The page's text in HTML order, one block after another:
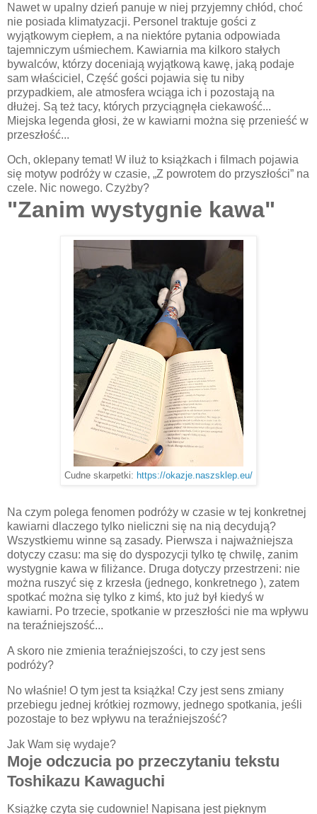
Nawet w upalny dzień panuje w niej przyjemny chłód, choć
nie posiada klimatyzacji. Personel traktuje gości z
wyjątkowym ciepłem, a na niektóre pytania odpowiada
tajemniczym uśmiechem. Kawiarnia ma kilkoro stałych
bywalców, którzy doceniają wyjątkową kawę, jaką podaje
sam właściciel, Część gości pojawia się tu niby
przypadkiem, ale atmosfera wciąga ich i pozostają na
dłużej. Są też tacy, których przyciągnęła ciekawość...
Miejska legenda głosi, że w kawiarni można się przenieść w
przeszłość...
Och, oklepany temat! W iluż to książkach i filmach pojawia
się motyw podróży w czasie, „Z powrotem do przyszłości” na
czele. Nic nowego. Czyżby?
"Zanim wystygnie kawa"
Cudne skarpetki: https://okazje.naszsklep.eu/
Na czym polega fenomen podróży w czasie w tej konkretnej
kawiarni dlaczego tylko nieliczni się na nią decydują?
Wszystkiemu winne są zasady. Pierwsza i najważniejsza
dotyczy czasu: ma się do dyspozycji tylko tę chwilę, zanim
wystygnie kawa w filiżance. Druga dotyczy przestrzeni: nie
można ruszyć się z krzesła (jednego, konkretnego ), zatem
spotkać można się tylko z kimś, kto już był kiedyś w
kawiarni. Po trzecie, spotkanie w przeszłości nie ma wpływu
na teraźniejszość...
A skoro nie zmienia teraźniejszości, to czy jest sens
podróży?
No właśnie! O tym jest ta książka! Czy jest sens zmiany
przebiegu jednej krótkiej rozmowy, jednego spotkania, jeśli
pozostaje to bez wpływu na teraźniejszość?
Jak Wam się wydaje?
Moje odczucia po przeczytaniu tekstu
Toshikazu Kawaguchi
Książkę czyta się cudownie! Napisana jest pięknym